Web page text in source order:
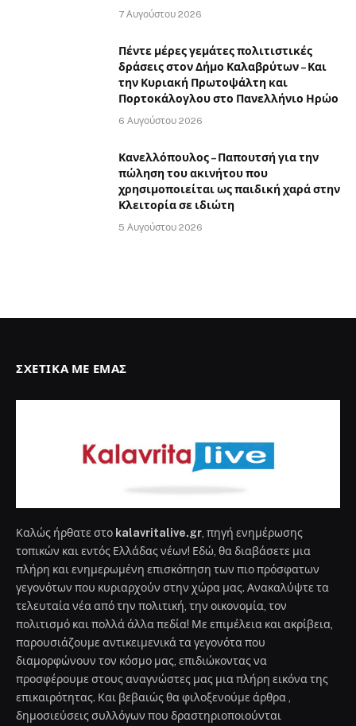
7 Αυγούστου 2026
Πέντε μέρες γεμάτες πολιτιστικές
δράσεις στον Δήμο Καλαβρύτων – Και
την Κυριακή Πρωτοψάλτη και
Πορτοκάλογλου στο Πανελλήνιο Ηρώο
6 Αυγούστου 2026
Κανελλόπουλος – Παπουτσή για την
πώληση του ακινήτου που
χρησιμοποιείται ως παιδική χαρά στην
Κλειτορία σε ιδιώτη
5 Αυγούστου 2026
ΣΧΕΤΙΚΆ ΜΕ ΕΜΆΣ
Καλώς ήρθατε στο kalavritalive.gr , πηγή ενημέρωσης
τοπικών και εντός Ελλάδας νέων! Εδώ, θα διαβάσετε μια
πλήρη και ενημερωμένη επισκόπηση των πιο πρόσφατων
γεγονότων που κυριαρχούν στην χώρα μας. Ανακαλύψτε τα
τελευταία νέα από την πολιτική, την οικονομία, τον
πολιτισμό και πολλά άλλα πεδία! Με επιμέλεια και ακρίβεια,
παρουσιάζουμε αντικειμενικά τα γεγονότα που
διαμορφώνουν τον κόσμο μας, επιδιώκοντας να
προσφέρουμε στους αναγνώστες μας μια πλήρη εικόνα της
επικαιρότητας. Και βεβαιώς θα φιλοξενούμε άρθρα ,
δημοσιεύσεις συλλόγων που δραστηριοποιούνται